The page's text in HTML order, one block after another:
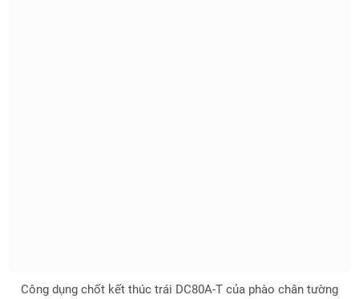
Công dụng chốt kết thúc trái DC80A-T của phào chân tường